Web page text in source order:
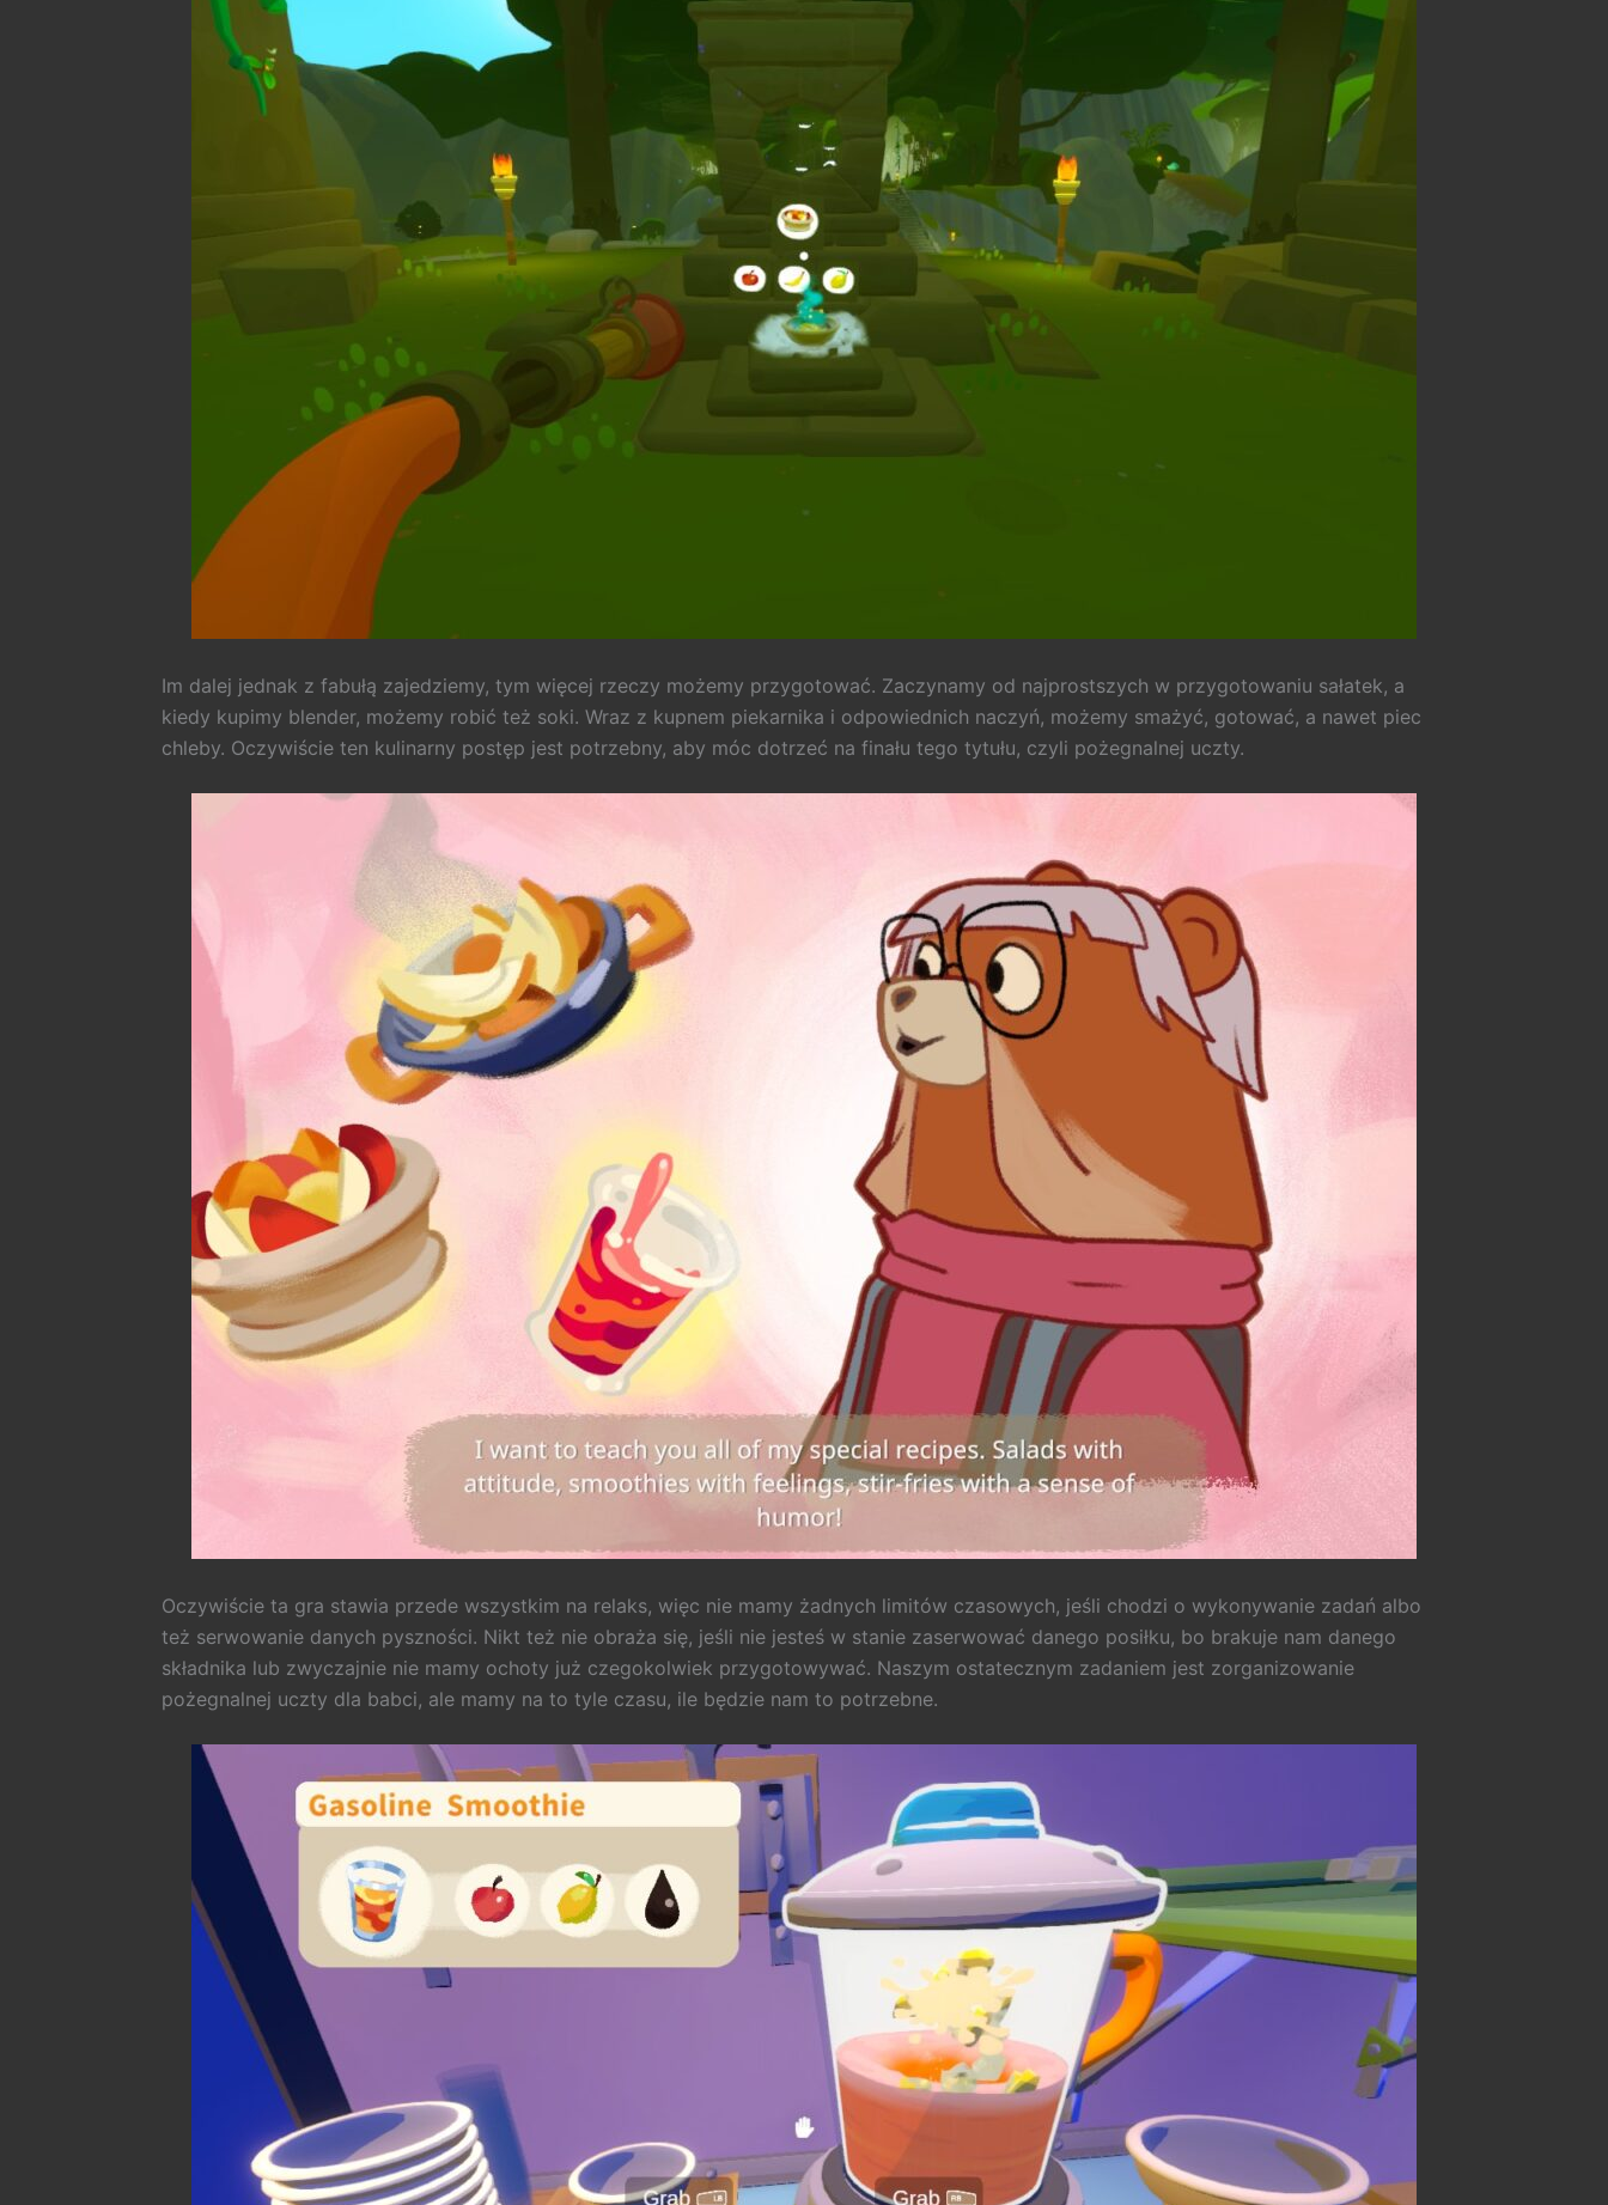
Im dalej jednak z fabułą zajedziemy, tym więcej rzeczy możemy przygotować. Zaczynamy od najprostszych w przygotowaniu sałatek, a
kiedy kupimy blender, możemy robić też soki. Wraz z kupnem piekarnika i odpowiednich naczyń, możemy smażyć, gotować, a nawet piec
chleby. Oczywiście ten kulinarny postęp jest potrzebny, aby móc dotrzeć na finału tego tytułu, czyli pożegnalnej uczty.
Oczywiście ta gra stawia przede wszystkim na relaks, więc nie mamy żadnych limitów czasowych, jeśli chodzi o wykonywanie zadań albo
też serwowanie danych pyszności. Nikt też nie obraża się, jeśli nie jesteś w stanie zaserwować danego posiłku, bo brakuje nam danego
składnika lub zwyczajnie nie mamy ochoty już czegokolwiek przygotowywać. Naszym ostatecznym zadaniem jest zorganizowanie
pożegnalnej uczty dla babci, ale mamy na to tyle czasu, ile będzie nam to potrzebne.